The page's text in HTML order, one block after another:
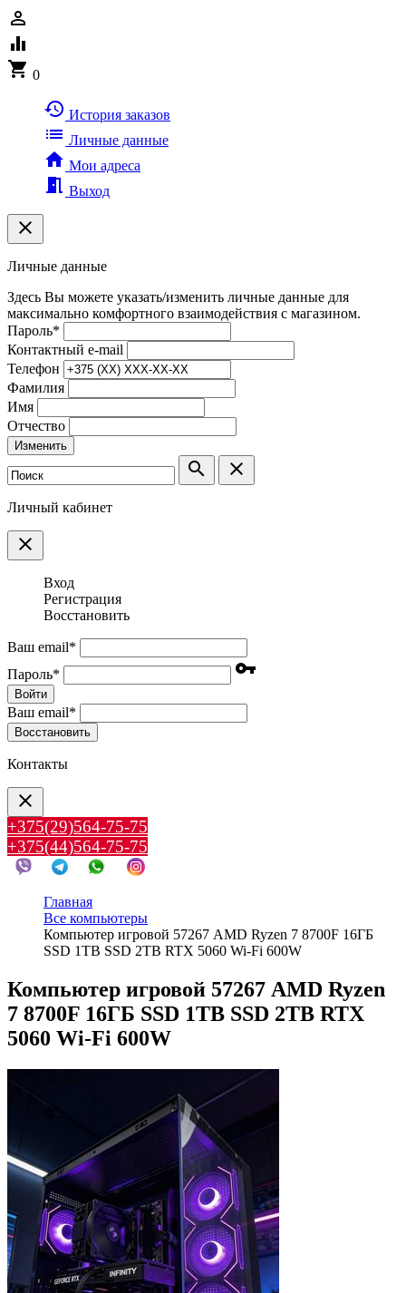
person_outline
equalizer
shopping_cart 0
history История заказов
list Личные данные
home Мои адреса
meeting_room Выход
clear
Личные данные
Здесь Вы можете указать/изменить личные данные для
максимально комфортного взаимодействия с магазином.
Пароль*
Контактный e-mail
Телефон
Фамилия
Имя
Отчество
Изменить
search clear
Личный кабинет
clear
Вход
Регистрация
Восстановить
Ваш email*
Пароль* vpn_key
Войти
Ваш email*
Воcстановить
Контакты
clear
+375(29)564-75-75
+375(44)564-75-75
Главная
Все компьютеры
Компьютер игровой 57267 AMD Ryzen 7 8700F 16ГБ
SSD 1TB SSD 2TB RTX 5060 Wi-Fi 600W
Компьютер игровой 57267 AMD Ryzen
7 8700F 16ГБ SSD 1TB SSD 2TB RTX
5060 Wi-Fi 600W